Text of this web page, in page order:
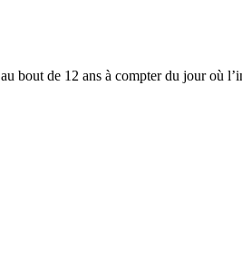
bout de 12 ans à compter du jour où